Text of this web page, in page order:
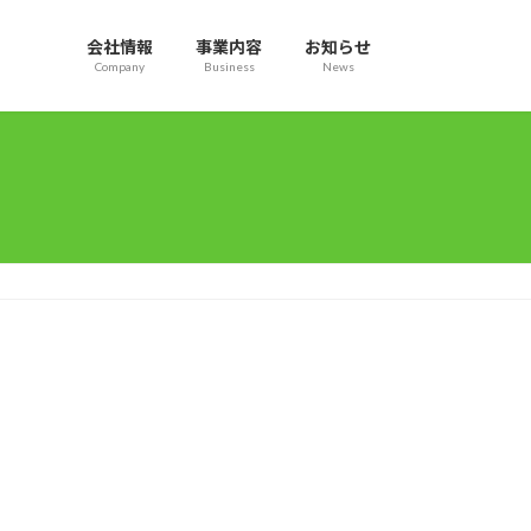
会社情報
Company
事業内容
Business
お知らせ
News